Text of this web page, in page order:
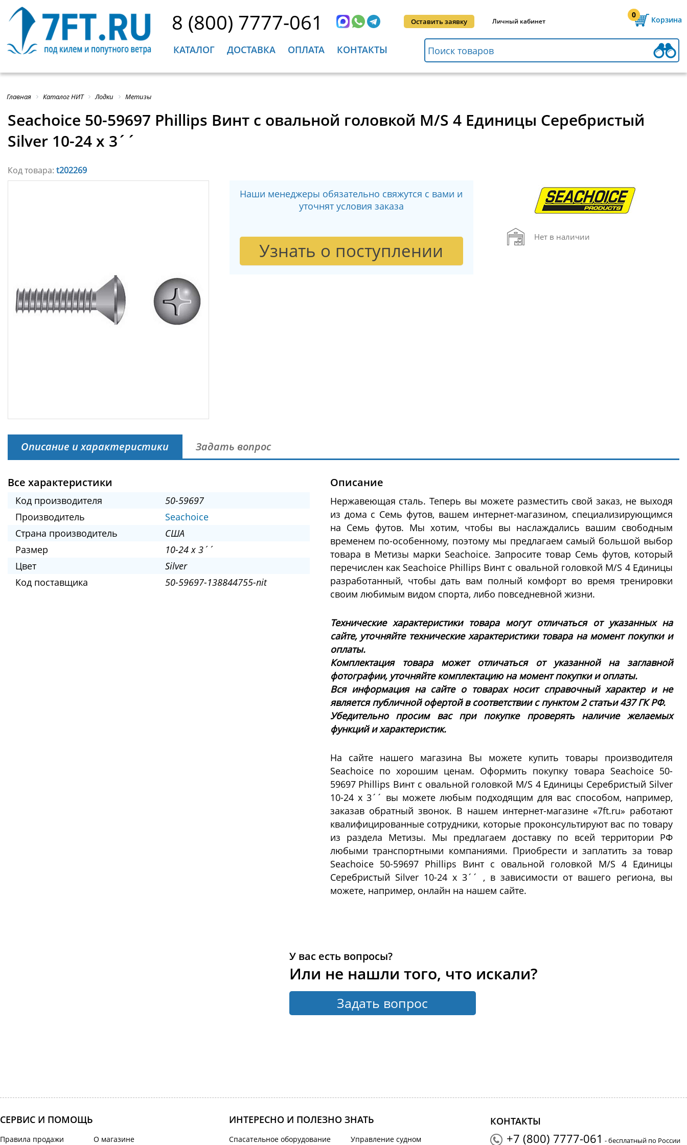
8 (800) 7777-061 Оставить заявку Личный кабинет
0
Корзина
КАТАЛОГ ДОСТАВКА ОПЛАТА КОНТАКТЫ
Главная Каталог НИТ Лодки Метизы
Seachoice 50-59697 Phillips Винт с овальной головкой M/S 4 Единицы Серебристый
Silver 10-24 x 3´´
Код товара: t202269
Наши менеджеры обязательно свяжутся с вами и
уточнят условия заказа
Узнать о поступлении
Нет в наличии
Описание и характеристики Задать вопрос
Все характеристики
Код производителя
50-59697
Производитель
Seachoice
Страна производитель
США
Размер
10-24 x 3´´
Цвет
Silver
Код поставщика
50-59697-138844755-nit
Описание
Нержавеющая сталь. Теперь вы можете разместить свой заказ, не выходя
из дома с Семь футов, вашем интернет-магазином, специализирующимся
на Семь футов. Мы хотим, чтобы вы наслаждались вашим свободным
временем по-особенному, поэтому мы предлагаем самый большой выбор
товара в Метизы марки Seachoice. Запросите товар Семь футов, который
перечислен как Seachoice Phillips Винт с овальной головкой M/S 4 Единицы
разработанный, чтобы дать вам полный комфорт во время тренировки
своим любимым видом спорта, либо повседневной жизни.
Технические характеристики товара могут отличаться от указанных на
сайте, уточняйте технические характеристики товара на момент покупки и
оплаты.
Комплектация товара может отличаться от указанной на заглавной
фотографии, уточняйте комплектацию на момент покупки и оплаты.
Вся информация на сайте о товарах носит справочный характер и не
является публичной офертой в соответствии с пунктом 2 статьи 437 ГК РФ.
Убедительно просим вас при покупке проверять наличие желаемых
функций и характеристик.
На сайте нашего магазина Вы можете купить товары производителя
Seachoice по хорошим ценам. Оформить покупку товара Seachoice 50-
59697 Phillips Винт с овальной головкой M/S 4 Единицы Серебристый Silver
10-24 x 3´´ вы можете любым подходящим для вас способом, например,
заказав обратный звонок. В нашем интернет-магазине «7ft.ru» работают
квалифицированные сотрудники, которые проконсультируют вас по товару
из раздела Метизы. Мы предлагаем доставку по всей территории РФ
любыми транспортными компаниями. Приобрести и заплатить за товар
Seachoice 50-59697 Phillips Винт с овальной головкой M/S 4 Единицы
Серебристый Silver 10-24 x 3´´ , в зависимости от вашего региона, вы
можете, например, онлайн на нашем сайте.
У вас есть вопросы?
Или не нашли того, что искали?
Задать вопрос
СЕРВИС И ПОМОЩЬ
Правила продажи О магазине
ИНТЕРЕСНО И ПОЛЕЗНО ЗНАТЬ
Спасательное оборудование Управление судном
КОНТАКТЫ
+7 (800) 7777-061 - бесплатный по России